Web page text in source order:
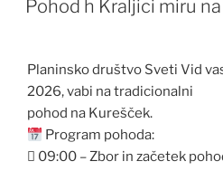
Pohod h Kraljici miru
Planinsko društvo Sveti Vid
2026, vabi na tradicionalni
pohod na Kurešček.
Program pohoda:
 09:00 – Zbor in začetek